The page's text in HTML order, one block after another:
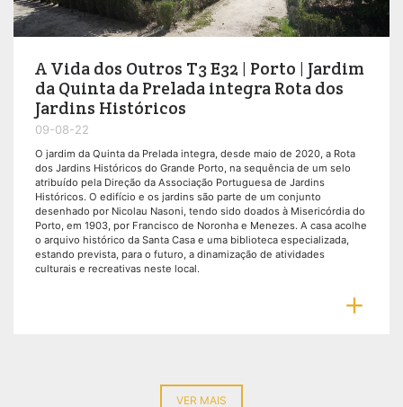
A Vida dos Outros T3 E32 | Porto | Jardim
da Quinta da Prelada integra Rota dos
Jardins Históricos
09-08-22
O jardim da Quinta da Prelada integra, desde maio de 2020, a Rota
dos Jardins Históricos do Grande Porto, na sequência de um selo
atribuído pela Direção da Associação Portuguesa de Jardins
Históricos. O edifício e os jardins são parte de um conjunto
desenhado por Nicolau Nasoni, tendo sido doados à Misericórdia do
Porto, em 1903, por Francisco de Noronha e Menezes. A casa acolhe
o arquivo histórico da Santa Casa e uma biblioteca especializada,
estando prevista, para o futuro, a dinamização de atividades
culturais e recreativas neste local.

VER MAIS